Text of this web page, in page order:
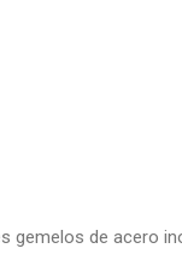
gemelos de acero